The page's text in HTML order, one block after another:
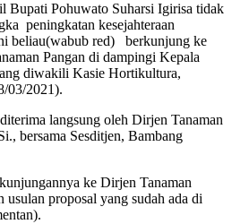
Bupati Pohuwato Suharsi Igirisa tidak
peningkatan kesejahteraan
beliau(wabub red) berkunjung ke
Pangan di dampingi Kepala
diwakili Kasie Hortikultura,
03/2021).
langsung oleh Dirjen Tanaman
bersama Sesditjen, Bambang
ke Dirjen Tanaman
usulan proposal yang sudah ada di